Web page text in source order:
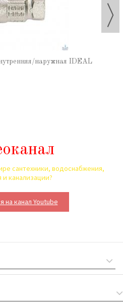
наружная IDEAL
сантехники, водоснабжения,
и канализации?
на канал Youtube